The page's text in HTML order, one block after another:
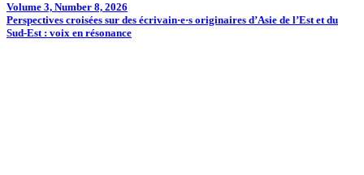
Volume 3, Number 8, 2026
Perspectives croisées sur des écrivain·e·s originaires d’Asie de l’Est et du
Sud-Est : voix en résonance